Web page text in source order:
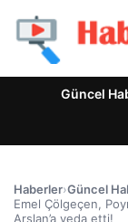
Güncel
Haberler›Güncel
Emel Çölgeçen,
Arslan’a veda etti!